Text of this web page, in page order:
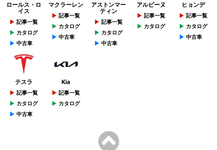
ロールス・ロ
イス
記事一覧
カタログ
中古車
マクラーレン
記事一覧
カタログ
中古車
アストンマー
ティン
記事一覧
カタログ
中古車
アルピーヌ
記事一覧
カタログ
ヒョンデ
記事一覧
カタログ
中古車
テスラ
記事一覧
カタログ
中古車
Kia
記事一覧
カタログ